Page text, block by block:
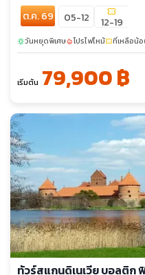
ต.ค. 69
05-12 confirmation_number
12-19
sunnyวันหยุดพิเศษlocal_fire_departmentโปรไฟไหม้confirmation_numberที่เหลือน้อ
เริ่มต้น 79,900 ฿
ทัวร์สแกนดิเนเวีย บอลติก ฟิน